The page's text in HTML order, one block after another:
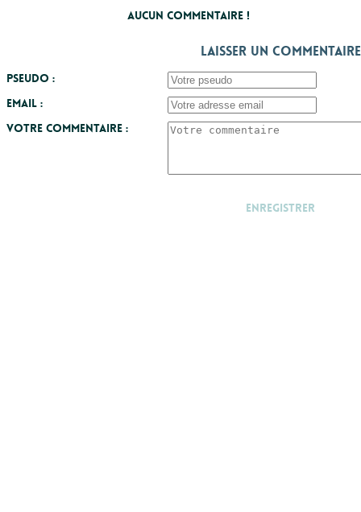
Aucun commentaire !
Laisser un commentaire
Pseudo :
Email :
Votre commentaire :
Enregistrer